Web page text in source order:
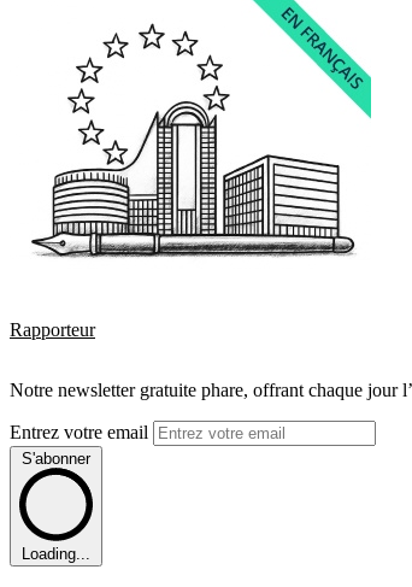
Rapporteur
Notre newsletter gratuite phare, offrant chaque jour
Entrez votre email
S'abonner
Loading...